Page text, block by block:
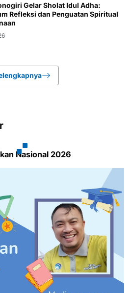
Gelar Sholat Idul Adha:
Refleksi dan Penguatan Spiritual
Nasional 2026